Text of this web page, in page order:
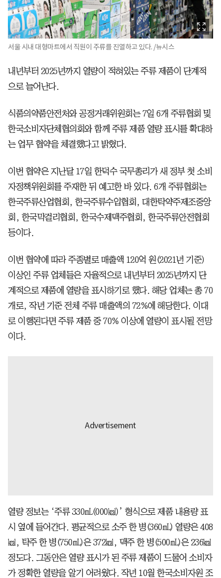
서울 시내 대형마트에서 직원이 주류를 진열하고 있다. /뉴시스
내년부터 2025년까지 열량이 적혀있는 주류 제품이 단계적
으로 늘어난다.
식품의약품안전처와 공정거래위원회는 7일 6개 주류협회 및
한국소비자단체협의회와 함께 주류 제품 열량 표시를 확대하
는 업무 협약을 체결했다고 밝혔다.
이번 협약은 지난달 17일 한덕수 국무총리가 새 정부 첫 소비
자정책위원회를 주재한 뒤 예고한 바 있다. 6개 주류협회는
한국주류산업협회, 한국주류수입협회, 대한탁약주제조중앙
회, 한국막걸리협회, 한국수제맥주협회, 한국주류안전협회
등이다.
이번 협약에 따라 주종별로 매출액 120억 원(2021년 기준)
이상인 주류 업체들은 자율적으로 내년부터 2025년까지 단
계적으로 제품에 열량을 표시하기로 했다. 해당 업체는 총 70
개로, 작년 기준 전체 주류 매출액의 72%에 해당한다. 이대
로 이행된다면 주류 제품 중 70% 이상에 열량이 표시될 전망
이다.
열량 정보는 ‘주류 330㎖(000㎉)’ 형식으로 제품 내용량 표
시 옆에 들어간다. 평균적으로 소주 한 병(360㎖) 열량은 408
㎉, 탁주 한 병(750㎖)은 372㎉, 맥주 한 병(500㎖)은 236㎉
정도다. 그동안은 열량 표시가 된 주류 제품이 드물어 소비자
가 정확한 열량을 알기 어려웠다. 작년 10월 한국소비자원 조